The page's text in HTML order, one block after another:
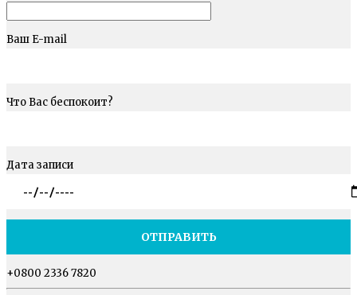
Ваш E-mail
Что Вас беспокоит?
Дата записи
+0800 2336 7820